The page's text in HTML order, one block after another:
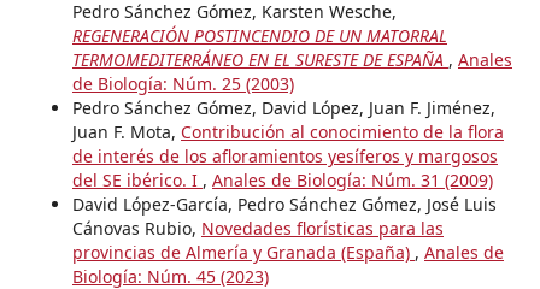
Pedro Sánchez Gómez, Karsten Wesche,
REGENERACIÓN POSTINCENDIO DE UN MATORRAL
TERMOMEDITERRÁNEO EN EL SURESTE DE ESPAÑA , Anales
de Biología: Núm. 25 (2003)
Pedro Sánchez Gómez, David López, Juan F. Jiménez,
Juan F. Mota, Contribución al conocimiento de la flora
de interés de los afloramientos yesíferos y margosos
del SE ibérico. I , Anales de Biología: Núm. 31 (2009)
David López-García, Pedro Sánchez Gómez, José Luis
Cánovas Rubio, Novedades florísticas para las
provincias de Almería y Granada (España) , Anales de
Biología: Núm. 45 (2023)